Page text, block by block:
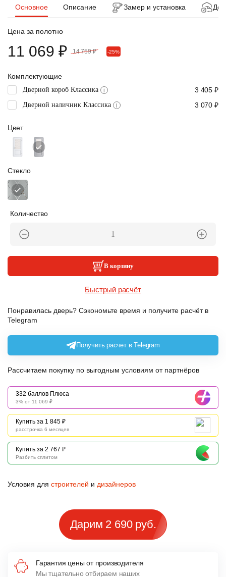
Основное Описание Замер и установка
Комплектующие
Дверной короб Классика i 3 405 ₽
Дверной наличник Классика i 3 070 ₽
Цвет
Стекло
Количество
Цена за полотно
11 069 ₽ 14 759 ₽ -25%
В корзину
Быстрый расчёт
Понравилась дверь? Сэкономьте время и получите расчёт в
Telegram
Получить расчет в Telegram
Рассчитаем покупку по выгодным условиям от партнёров
332 баллов Плюса
3% от 11 069 ₽
Купить за 1 845 ₽
расстрочка 6 месяцев
Купить за 2 767 ₽
Разбить сплитом
Условия для строителей и дизайнеров
Дарим 2 690 руб.
Гарантия цены от производителя
Мы тщательно отбираем наших